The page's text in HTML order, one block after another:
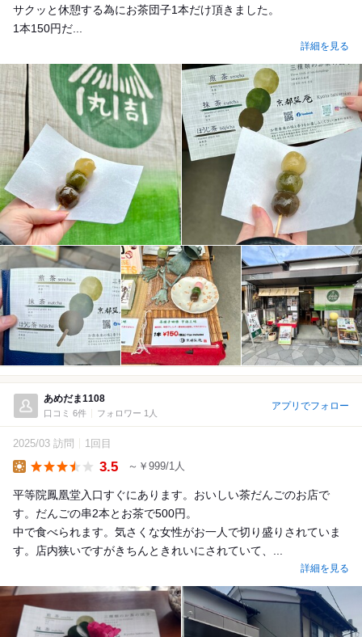
サクッと休憩する為にお茶団子1本だけ頂きました。
1本150円だ...
詳細を見る
あめだま1108
口コミ 6件 フォロワー 1人
アプリでフォロー
2025/03 訪問 1回目
3.5 ～￥999/1人
平等院鳳凰堂入口すぐにあります。おいしい茶だんごのお店で
す。だんごの串2本とお茶で500円。
中で食べられます。気さくな女性がお一人で切り盛りされていま
す。店内狭いですがきちんときれいにされていて、...
詳細を見る